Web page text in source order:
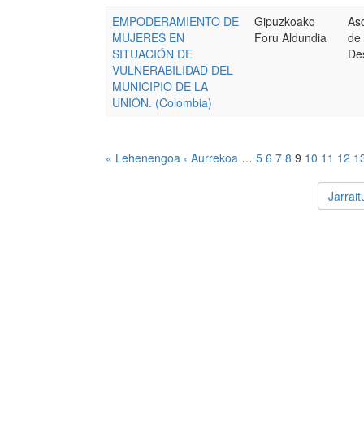
EMPODERAMIENTO DE
MUJERES EN
SITUACIÓN DE
VULNERABILIDAD DEL
MUNICIPIO DE LA
UNIÓN. (Colombia)
Gipuzkoako
Foru Aldundia
de
« Lehenengoa ‹ Aurrekoa … 5 6 7 8 9 10 11 12